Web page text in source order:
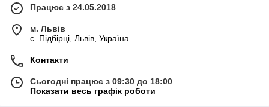
Працює з 24.05.2018
м. Львів
c. Підбірці, Львів, Україна
Контакти
Сьогодні працює з 09:30 до 18:00
Показати весь графік роботи